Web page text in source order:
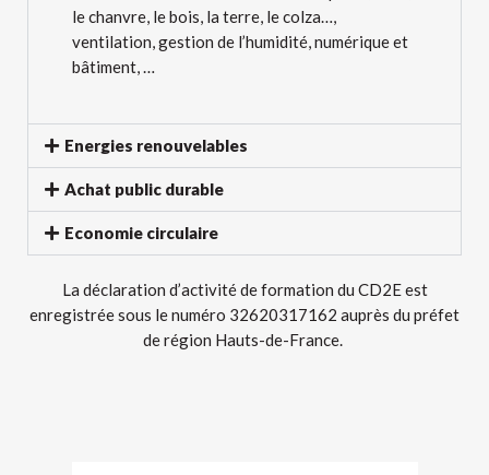
le chanvre, le bois, la terre, le colza…,
ventilation, gestion de l’humidité, numérique et
bâtiment, …
Energies renouvelables
Achat public durable
Economie circulaire
La déclaration d’activité de formation du CD2E est
enregistrée sous le numéro 32620317162 auprès du préfet
de région Hauts-de-France.